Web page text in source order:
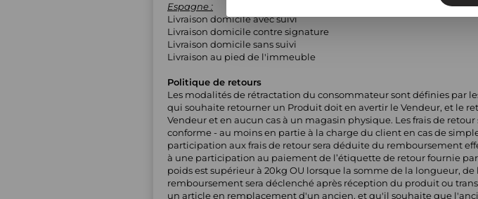
Espagne :
Livraison domicile avec suivi
Livraison domicile contre signature
Livraison domicile sans suivi
Livraison au pied de l'immeuble
Politique de retours
Les modalités de rétractation du consommateur sont définies par
qui souhaite retourner un Produit doit en avertir le Vendeur, et le
Vendeur et en aucun cas à un magasin physique. Les frais de
conforme - au moins en partie à la charge du client en cas de
participation aux frais de retour sera déduite du remboursement
à une participation au paiement de l’étiquette de retour fournie
poids est supérieur à 20kg OU lorsque la somme de la longueur,
remboursement sera déclenché après réception du produit ou
un article en remplacement d'un ancien, et qu'il souhaite que